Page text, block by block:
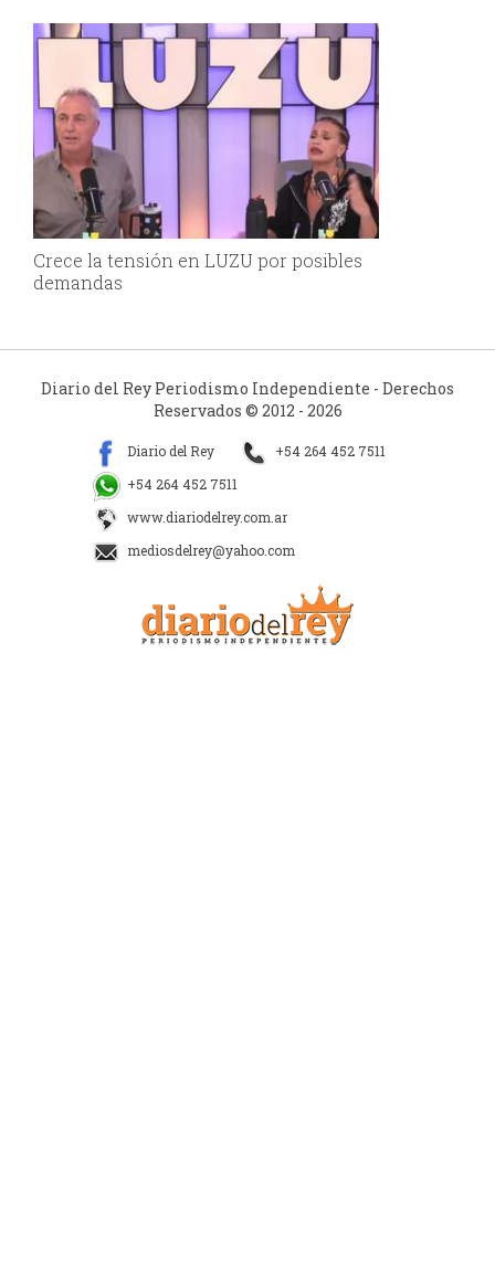
Crece la tensión en LUZU por posibles
demandas
Diario del Rey Periodismo Independiente - Derechos
Reservados © 2012 - 2026
Diario del Rey
+54 264 452 7511
+54 264 452 7511
www.diariodelrey.com.ar
mediosdelrey@yahoo.com